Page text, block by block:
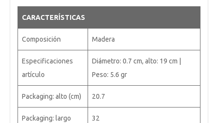
CARACTERÍSTICAS
Composición Madera
Especificaciones
artículo
Diámetro: 0.7 cm, alto: 19 cm |
Peso: 5.6 gr
Packaging: alto (cm) 20.7
Packaging: largo
32